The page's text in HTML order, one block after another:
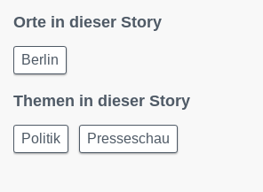
Orte in dieser Story
Berlin
Themen in dieser Story
Politik Presseschau